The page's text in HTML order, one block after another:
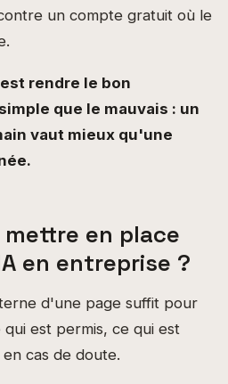
un compte gratuit où le
rendre le bon
que le mauvais : un
vaut mieux qu'une
en place
en entreprise ?
d'une page suffit pour
est permis, ce qui est
cas de doute.